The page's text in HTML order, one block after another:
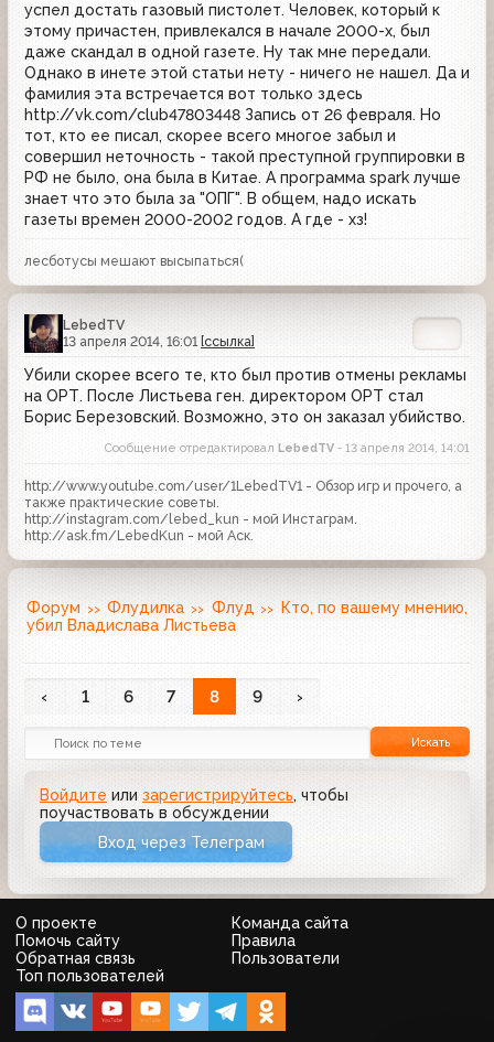
успел достать газовый пистолет. Человек, который к
этому причастен, привлекался в начале 2000-х, был
даже скандал в одной газете. Ну так мне передали.
Однако в инете этой статьи нету - ничего не нашел. Да и
фамилия эта встречается вот только здесь
http://vk.com/club47803448 Запись от 26 февраля. Но
тот, кто ее писал, скорее всего многое забыл и
совершил неточность - такой преступной группировки в
РФ не было, она была в Китае. А программа spark лучше
знает что это была за "ОПГ". В общем, надо искать
газеты времен 2000-2002 годов. А где - хз!
лесботусы мешают высыпаться(
LebedTV
13 апреля 2014, 16:01 [ссылка]
Убили скорее всего те, кто был против отмены рекламы
на ОРТ. После Листьева ген. директором ОРТ стал
Борис Березовский. Возможно, это он заказал убийство.
Сообщение отредактировал LebedTV - 13 апреля 2014, 14:01
http://www.youtube.com/user/1LebedTV1 - Обзор игр и прочего, а
также практические советы.
http://instagram.com/lebed_kun - мой Инстаграм.
http://ask.fm/LebedKun - мой Аск.
Форум Флудилка Флуд
Кто, по вашему мнению,
убил Владислава Листьева
‹ 1 6 7 8 9 ›
Искать
Войдите или зарегистрируйтесь, чтобы
поучаствовать в обсуждении
Вход через Телеграм
О проекте
Команда сайта
Помочь сайту
Правила
Обратная связь
Пользователи
Топ пользователей